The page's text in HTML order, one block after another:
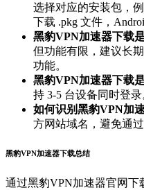
选择对应的安装包，
下载 .pkg 文件，
黑豹VPN加速器下载
但功能有限，建议长
功能。
黑豹VPN加速器下载
持 3-5 台设备同时登录
如何识别黑豹VPN加
方网站域名，避免通
黑豹VPN加速器下载总结
通过黑豹VPN加速器官网